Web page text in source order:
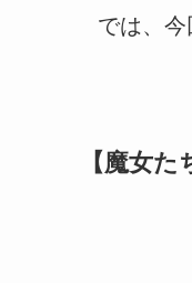
では、
【魔女